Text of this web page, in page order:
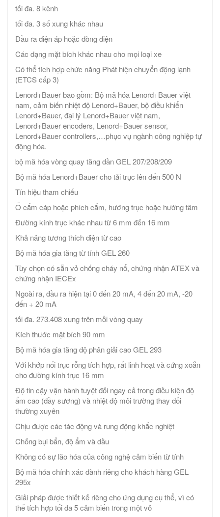
tối đa. 8 kênh
tối đa. 3 số xung khác nhau
Đầu ra điện áp hoặc dòng điện
Các dạng mặt bích khác nhau cho mọi loại xe
Có thể tích hợp chức năng Phát hiện chuyển động lạnh
(ETCS cấp 3)
Lenord+Bauer bao gồm: Bộ mã hóa Lenord+Bauer việt
nam, cảm biến nhiệt độ Lenord+Bauer, bộ điều khiển
Lenord+Bauer, đại lý Lenord+Bauer việt nam,
Lenord+Bauer encoders, Lenord+Bauer sensor,
Lenord+Bauer controllers,…phục vụ ngành công nghiệp tự
động hóa.
bộ mã hóa vòng quay tăng dần GEL 207/208/209
Bộ mã hóa Lenord+Bauer cho tải trục lên đến 500 N
Tín hiệu tham chiếu
Ổ cắm cáp hoặc phích cắm, hướng trục hoặc hướng tâm
Đường kính trục khác nhau từ 6 mm đến 16 mm
Khả năng tương thích điện từ cao
Bộ mã hóa gia tăng từ tính GEL 260
Tùy chọn có sẵn vỏ chống cháy nổ, chứng nhận ATEX và
chứng nhận IECEx
Ngoài ra, đầu ra hiện tại 0 đến 20 mA, 4 đến 20 mA, -20
đến + 20 mA
tối đa. 273.408 xung trên mỗi vòng quay
Kích thước mặt bích 90 mm
Bộ mã hóa gia tăng độ phân giải cao GEL 293
Với khớp nối trục rỗng tích hợp, rất linh hoạt và cứng xoắn
cho đường kính trục 16 mm
Độ tin cậy vận hành tuyệt đối ngay cả trong điều kiện độ
ẩm cao (đầy sương) và nhiệt độ môi trường thay đổi
thường xuyên
Chịu được các tác động và rung động khắc nghiệt
Chống bụi bẩn, độ ẩm và dầu
Không có sự lão hóa của công nghệ cảm biến từ tính
Bộ mã hóa chính xác dành riêng cho khách hàng GEL
295x
Giải pháp được thiết kế riêng cho ứng dụng cụ thể, vì có
thể tích hợp tối đa 5 cảm biến trong một vỏ